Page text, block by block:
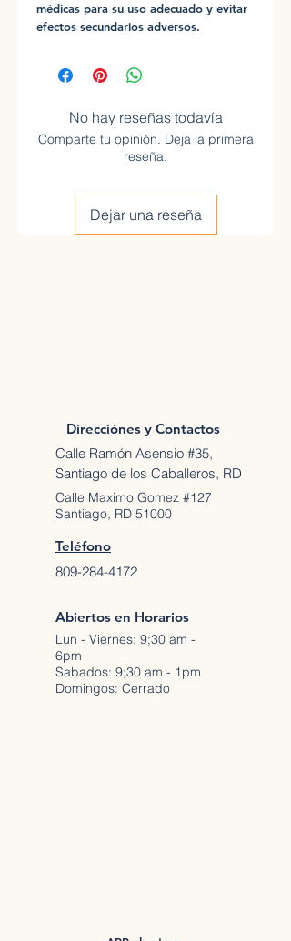
médicas para su uso adecuado y evitar
efectos secundarios adversos.
No hay reseñas todavía
Comparte tu opinión. Deja la primera
reseña.
Dejar una reseña
Direcciónes y Contactos
Calle Ramón Asensio #35,
Santiago de los Caballeros, RD
Calle Maximo Gomez #127
Santiago, RD 51000
Teléfono
809-284-4172
Abiertos en Horarios
Lun - Viernes: 9;30 am -
6pm
Sabados: 9;30 am - 1pm
Domingos: Cerrado